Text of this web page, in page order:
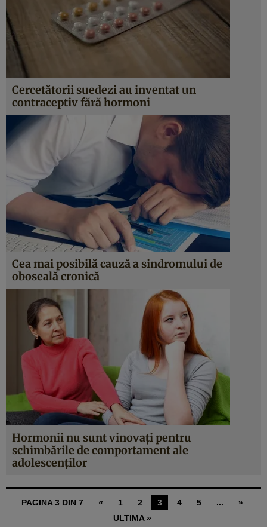
Cercetătorii suedezi au inventat un
contraceptiv fără hormoni
Cea mai posibilă cauză a sindromului de
oboseală cronică
Hormonii nu sunt vinovaţi pentru
schimbările de comportament ale
adolescenţilor
PAGINA 3 DIN 7 « 1 2 3 4 5 ...
»
ULTIMA »